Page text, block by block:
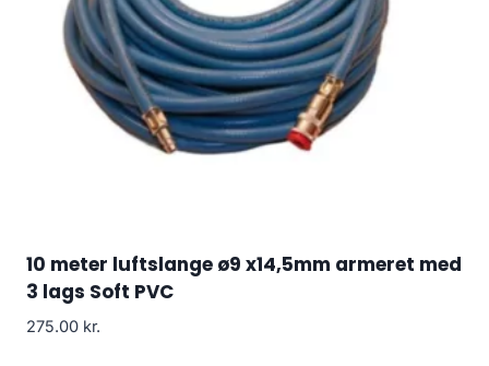
10 meter luftslange ø9 x14,5mm armeret med
3 lags Soft PVC
275.00 kr.